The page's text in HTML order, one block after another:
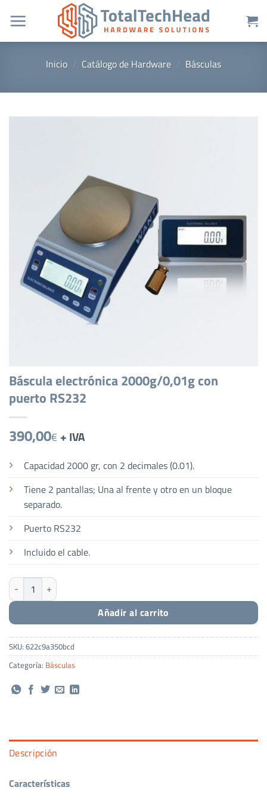
Inicio / Catálogo de Hardware / Básculas
Báscula electrónica 2000g/0,01g con
puerto RS232
390,00€ + IVA
Capacidad 2000 gr, con 2 decimales (0.01).
Tiene 2 pantallas; Una al frente y otro en un bloque
separado.
Puerto RS232
Incluido el cable.
Báscula electrónica 2000g/0,01g con puerto RS232 cantidad
Añadir al carrito
SKU: 622c9a350bcd
Categoría: Básculas
Descripción
Características